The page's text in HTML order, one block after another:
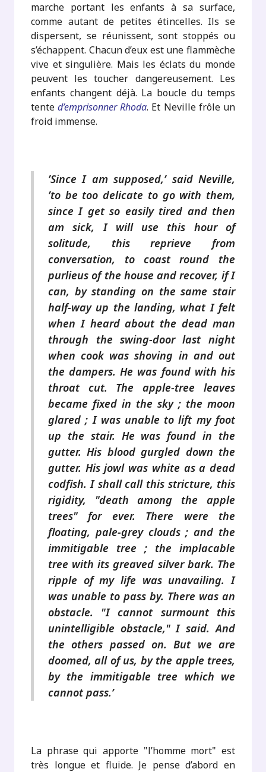
marche portant les enfants à sa surface,
comme autant de petites étincelles. Ils se
dispersent, se réunissent, sont stoppés ou
s’échappent. Chacun d’eux est une flammèche
vive et singulière. Mais les éclats du monde
peuvent les toucher dangereusement. Les
enfants changent déjà. La boucle du temps
tented’emprisonner Rhoda. Et Neville frôle un
froid immense.
’Since I am supposed,’ said Neville,
’to be too delicate to go with them,
since I get so easily tired and then
am sick, I will use this hour of
solitude, this reprieve from
conversation, to coast round the
purlieus of the house and recover, if I
can, by standing on the same stair
half-way up the landing, what I felt
when I heard about the dead man
through the swing-door last night
when cook was shoving in and out
the dampers. He was found with his
throat cut. The apple-tree leaves
became fixed in the sky ; the moon
glared ; I was unable to lift my foot
up the stair. He was found in the
gutter. His blood gurgled down the
gutter. His jowl was white as a dead
codfish. I shall call this stricture, this
rigidity, "death among the apple
trees" for ever. There were the
floating, pale-grey clouds ; and the
immitigable tree ; the implacable
tree with its greaved silver bark. The
ripple of my life was unavailing. I
was unable to pass by. There was an
obstacle. "I cannot surmount this
unintelligible obstacle," I said. And
the others passed on. But we are
doomed, all of us, by the apple trees,
by the immitigable tree which we
cannot pass.’
La phrase qui apporte "l’homme mort" est
très longue et fluide. Je pense d’abord en